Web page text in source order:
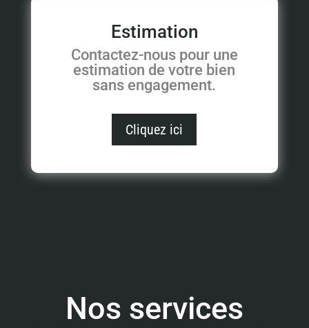
Estimation
Contactez-nous pour une
estimation de votre bien
sans engagement.
Cliquez ici
Nos services